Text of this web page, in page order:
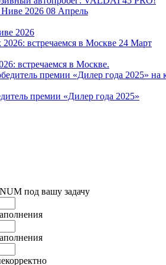
08 Апрель
2026
24 Март
встречаемся в Москве.
премии «Дилер года 2025»
под вашу задачу